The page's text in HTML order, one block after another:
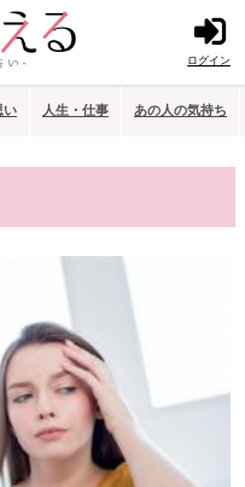
ログイン
い 人生・仕事 あの人の気持ち